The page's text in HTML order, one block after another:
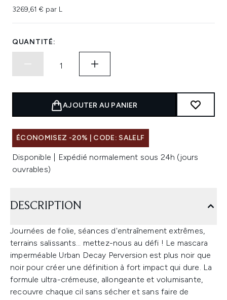
3269,61 € par L
QUANTITÉ:
AJOUTER AU PANIER
ÉCONOMISEZ -20% | CODE: SALELF
Disponible | Expédié normalement sous 24h (jours
ouvrables)
DESCRIPTION
Journées de folie, séances d'entraînement extrêmes,
terrains salissants... mettez-nous au défi ! Le mascara
imperméable Urban Decay Perversion est plus noir que
noir pour créer une définition à fort impact qui dure. La
formule ultra-crémeuse, allongeante et volumisante,
recouvre chaque cil sans sécher et sans faire de